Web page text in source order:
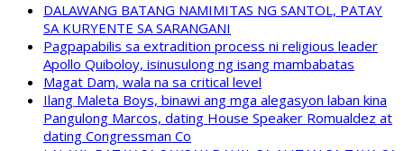
DALAWANG BATANG NAMIMITAS NG SANTOL, PATAY
SA KURYENTE SA SARANGANI
Pagpapabilis sa extradition process ni religious leader
Apollo Quiboloy, isinusulong ng isang mambabatas
Magat Dam, wala na sa critical level
Ilang Maleta Boys, binawi ang mga alegasyon laban kina
Pangulong Marcos, dating House Speaker Romualdez at
dating Congressman Co